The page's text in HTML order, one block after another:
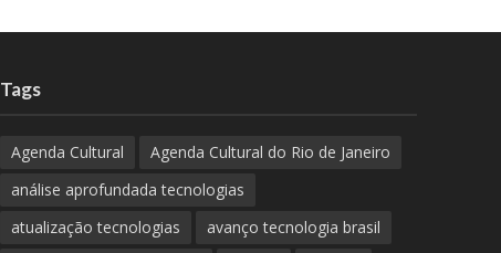
Tags
Agenda Cultural
Agenda Cultural do Rio de Janeiro
análise aprofundada tecnologias
atualização tecnologias
avanço tecnologia brasil